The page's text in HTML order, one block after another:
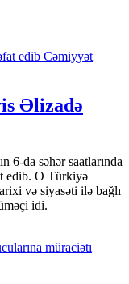
Cəmiyyət
Əlizadə
6-da səhər saatlarında
edib. O Türkiyə
və siyasəti ilə bağlı
idi.